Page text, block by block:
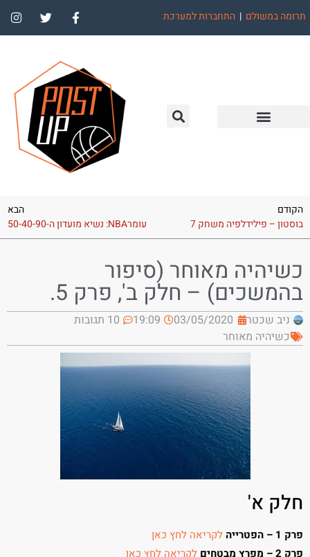
תרומה במשולם | התחברות למערכת
הקודם
בוסטון – פילידלפיה משחק 7
הבא
עומרNBA: נשיא מועדון ה-50-40-90
כשיהיה מאוחר (סיפור
בהמשכים) – חלק ב', פרק 5.
ניב שכטר 03/05/2020
19:09
10 תגובות
כשיהיה מאוחר
חלק א'
פרק 1 – הפטרייה
לקריאה לחץ כאן
פרק 2 – מפרץ מבטחים
לקריאה לחץ כאן